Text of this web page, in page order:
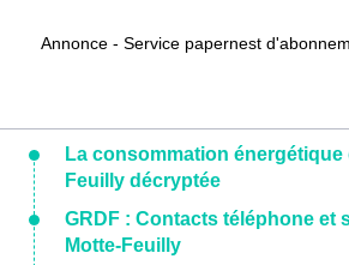
Annonce - Service papernest
La consommation énergétique
Feuilly décryptée
GRDF : Contacts téléphone et
Motte-Feuilly